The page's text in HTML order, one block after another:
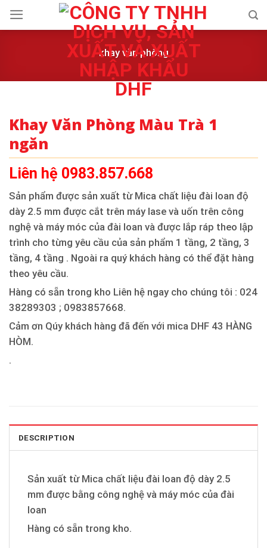
Skip
khay văn phòng
Khay Văn Phòng Màu Trà 1
ngăn
Liên hệ 0983.857.668
Sản phẩm được sản xuất từ Mica chất liệu đài loan độ
dày 2.5 mm được cắt trên máy lase và uốn trên công
nghệ và máy móc của đài loan và được lắp ráp theo lập
trình cho từng yêu cầu của sản phẩm 1 tầng, 2 tầng, 3
tầng, 4 tầng . Ngoài ra quý khách hàng có thể đặt hàng
theo yêu cầu.
Hàng có sẵn trong kho Liên hệ ngay cho chúng tôi : 024
38289303 ; 0983857668.
Cảm ơn Qúy khách hàng đã đến với mica DHF 43 HÀNG
HÒM.
.
DESCRIPTION
Sản xuất từ Mica chất liệu đài loan độ dày 2.5
mm được bằng công nghệ và máy móc của đài
loan
Hàng có sẵn trong kho.